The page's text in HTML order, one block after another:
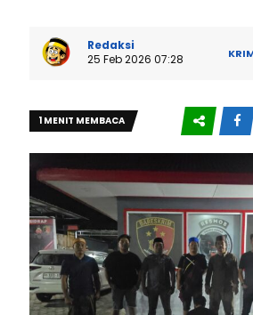
Redaksi
25 Feb 2026 07:28
1 MENIT MEMBACA